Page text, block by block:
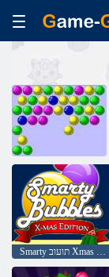
Smarty תועוב Xmas תרודהמ